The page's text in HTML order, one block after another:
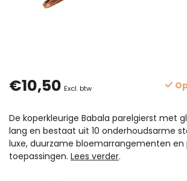
€10,50 Excl. btw
De koperkleurige Babala parelgierst met
lang en bestaat uit 10 onderhoudsarme
luxe, duurzame bloemarrangementen en
toepassingen. Lees verder.